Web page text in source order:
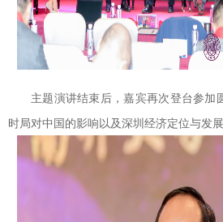
主题演讲结束后，嘉宾再次登台参加
时局对中国的影响以及深圳经济定位与发